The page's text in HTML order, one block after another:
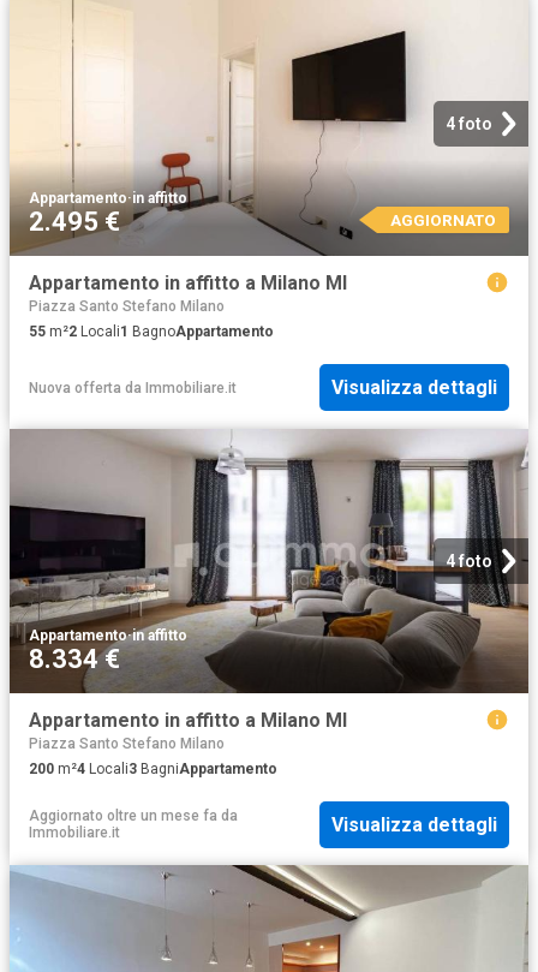
4 foto
Appartamento·in affitto
2.495 € AGGIORNATO
Appartamento in affitto a Milano MI
Piazza Santo Stefano Milano
55 m²2 Locali1 BagnoAppartamento
Nuova offerta da Immobiliare.it Visualizza dettagli
4 foto
Appartamento·in affitto
8.334 €
Appartamento in affitto a Milano MI
Piazza Santo Stefano Milano
200 m²4 Locali3 BagniAppartamento
Aggiornato oltre un mese fa da
Immobiliare.it
Visualizza dettagli